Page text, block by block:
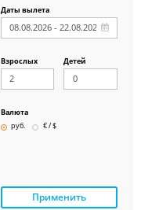
Даты вылета
Взрослых Детей
Валюта
руб.
€ / $
Применить